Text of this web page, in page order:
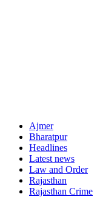
Ajmer
Bharatpur
Headlines
Latest news
Law and Order
Rajasthan
Rajasthan Crime